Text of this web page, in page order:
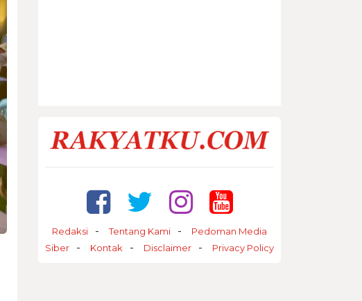
Redaksi Tentang Kami
Pedoman Media
Siber
Kontak Disclaimer Privacy Policy